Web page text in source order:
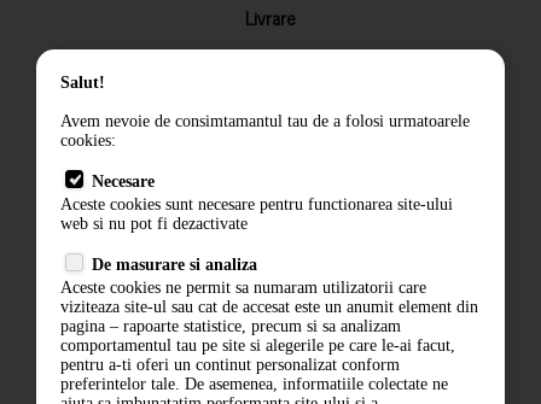
Livrare
Returnarea produselor
Termeni si conditii
Politica de confidentialitate
ANPC
Salut!
Avem nevoie de consimtamantul tau de a folosi urmatoarele
cookies:
Necesare
Aceste cookies sunt necesare pentru functionarea site-ului
web si nu pot fi dezactivate
De masurare si analiza
Aceste cookies ne permit sa numaram utilizatorii care
viziteaza site-ul sau cat de accesat este un anumit element din
pagina – rapoarte statistice, precum si sa analizam
comportamentul tau pe site si alegerile pe care le-ai facut,
pentru a-ti oferi un continut personalizat conform
preferintelor tale. De asemenea, informatiile colectate ne